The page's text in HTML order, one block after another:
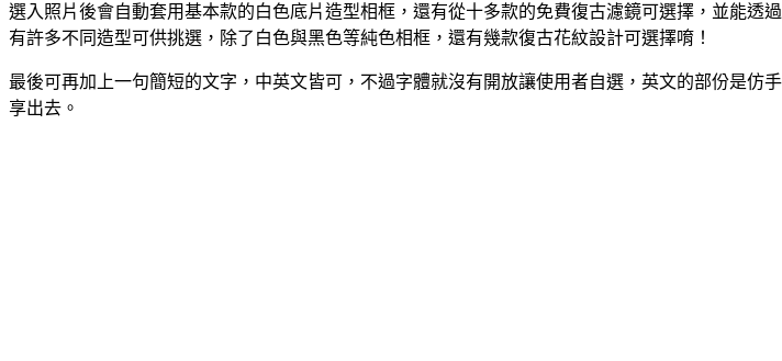
選入照片後會自動套用基本款的白色底片造型相框，還有從十多款的免費復古濾鏡可選擇，並能
有許多不同造型可供挑選，除了白色與黑色等純色相框，還有幾款復古花紋設計可選擇唷！
最後可再加上一句簡短的文字，中英文皆可，不過字體就沒有開放讓使用者自選，英文的部份是
享出去。